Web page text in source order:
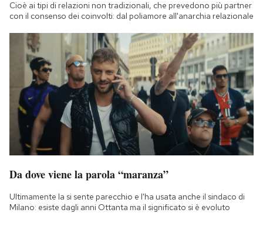
Cioè ai tipi di relazioni non tradizionali, che prevedono più partner
con il consenso dei coinvolti: dal poliamore all'anarchia relazionale
Da dove viene la parola “maranza”
Ultimamente la si sente parecchio e l'ha usata anche il sindaco di
Milano: esiste dagli anni Ottanta ma il significato si è evoluto